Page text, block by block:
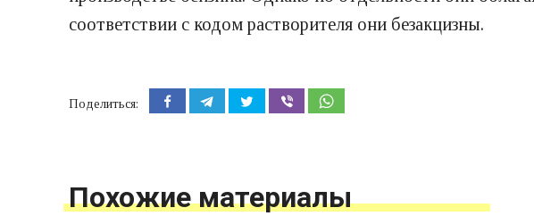
соответствии с кодом растворителя они безакцизны.
Поделиться:
Похожие материалы